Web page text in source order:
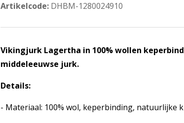
Artikelcode:DHBM-1280024910
Vikingjurk Lagertha in 100% wollen
middeleeuwse jurk.
Details:
- Materiaal: 100% wol, keperbinding, natuurlijke